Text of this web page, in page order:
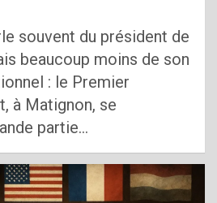
souvent du président de
beaucoup moins de son
: le Premier
à Matignon, se
partie…